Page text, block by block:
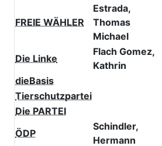
FREIE WÄHLER
Estrada,
Thomas
Michael
Die Linke
Flach Gomez,
Kathrin
dieBasis
Tierschutzpartei
Die PARTEI
ÖDP
Schindler,
Hermann